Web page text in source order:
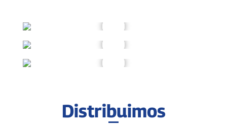
Distribuimos